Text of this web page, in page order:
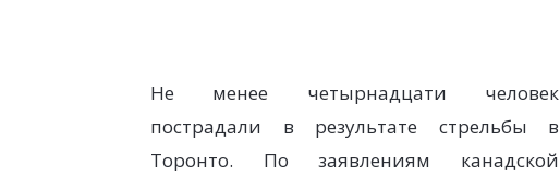
Не менее четырнадцати человек
пострадали в результате стрельбы в
Торонто. По заявлениям канадской